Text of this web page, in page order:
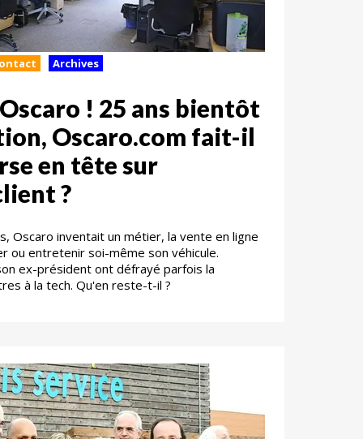
Archives
! 25 ans bientôt
Oscaro.com fait-il
en tête sur
?
Oscaro inventait un métier, la vente en ligne
ou entretenir soi-même son véhicule.
ex-président ont défrayé parfois la
à la tech. Qu'en reste-t-il ?